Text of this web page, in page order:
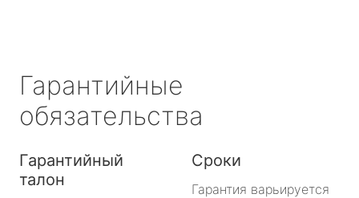
Гарантийные
обязательства
Гарантийный
талон
Сроки
Гарантия варьируется